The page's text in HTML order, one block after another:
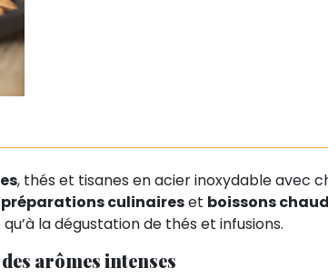
, thés et tisanes en acier inoxydable avec
culinaireset boissons
la dégustation de thés et infusions.
arômes intenses